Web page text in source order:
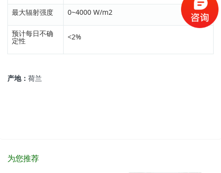
最大辐射强度 0~4000 W/m2
预计每日不确
定性 <2%
产地： 荷兰
为您推荐